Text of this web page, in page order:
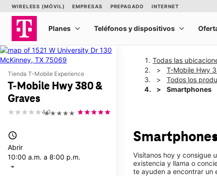
Tienda T-Mobile Experience
T-Mobile Hwy 380 &
Graves
★★★★★
4.0
access_time
Abrir
10:00 a.m. a 8:00 p.m.
arrow_drop_down
Todas las
T-Mobile Hwy
Todos los
Smartphones
Visítanos hoy y consigue
existencia y llama o
te ayuden a encontrar un